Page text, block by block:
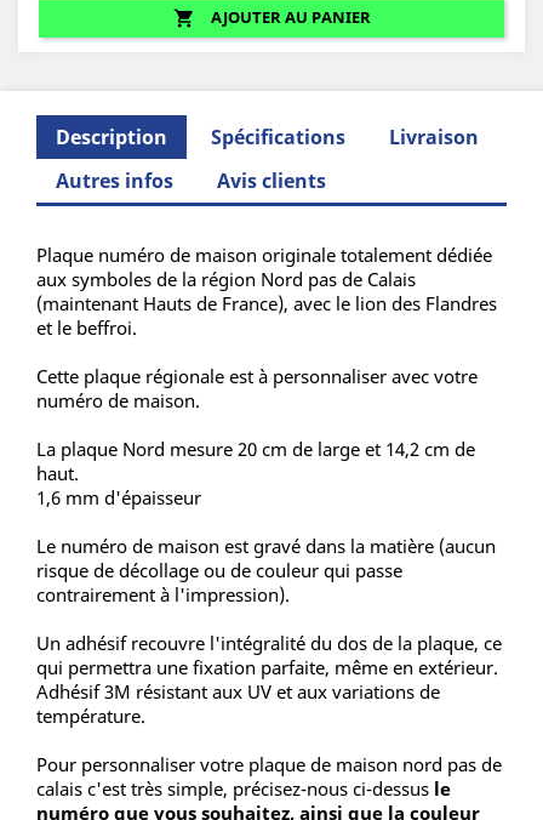
shopping_cart AJOUTER AU PANIER
Description Spécifications
Livraison
Autres infos
Avis clients
Plaque numéro de maison originale totalement dédiée
aux symboles de la région Nord pas de Calais
(maintenant Hauts de France), avec le lion des Flandres
et le beffroi.
Cette plaque régionale est à personnaliser avec votre
numéro de maison.
La plaque Nord mesure 20 cm de large et 14,2 cm de
haut.
1,6 mm d'épaisseur
Le numéro de maison est gravé dans la matière (aucun
risque de décollage ou de couleur qui passe
contrairement à l'impression).
Un adhésif recouvre l'intégralité du dos de la plaque, ce
qui permettra une fixation parfaite, même en extérieur.
Adhésif 3M résistant aux UV et aux variations de
température.
Pour personnaliser votre plaque de maison nord pas de
calais c'est très simple, précisez-nous ci-dessus le
numéro que vous souhaitez, ainsi que la couleur